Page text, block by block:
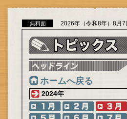
無料面 2026年（令和8年）8月
ホームへ戻る
2024年